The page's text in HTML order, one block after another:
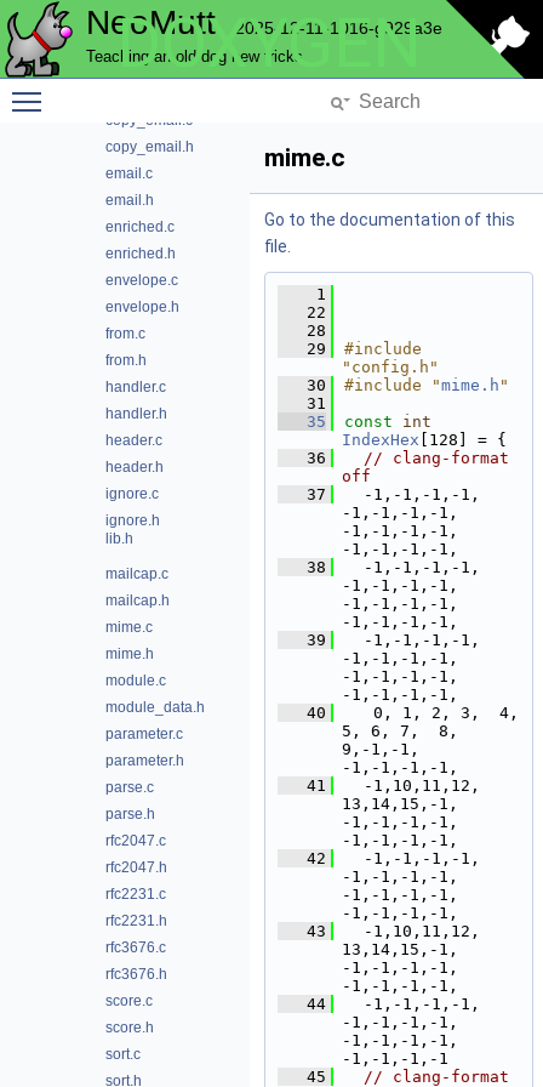
NeoMutt 2025-12-11-1016-g929a3e
Teaching an old dog new tricks
DOXYGEN
config.c
copy_body.c
copy_email.c
copy_email.h
email.c
email.h
enriched.c
enriched.h
envelope.c
envelope.h
from.c
from.h
handler.c
handler.h
header.c
header.h
ignore.c
ignore.h
lib.h
mailcap.c
mailcap.h
mime.c
mime.h
module.c
module_data.h
parameter.c
parameter.h
parse.c
parse.h
rfc2047.c
rfc2047.h
rfc2231.c
rfc2231.h
rfc3676.c
rfc3676.h
score.c
score.h
sort.c
sort.h
mime.c
Go to the documentation of this
file.
    1
   22
   28
   29
#include
"config.h"
   30
#include "mime.h "
   31
   35
const
int
IndexHex [128] = {
   36
// clang-format
off
   37
  -1,-1,-1,-1,
-1,-1,-1,-1,
-1,-1,-1,-1,
-1,-1,-1,-1,
   38
  -1,-1,-1,-1,
-1,-1,-1,-1,
-1,-1,-1,-1,
-1,-1,-1,-1,
   39
  -1,-1,-1,-1,
-1,-1,-1,-1,
-1,-1,-1,-1,
-1,-1,-1,-1,
   40
   0, 1, 2, 3,  4,
5, 6, 7,  8,
9,-1,-1,
-1,-1,-1,-1,
   41
  -1,10,11,12,
13,14,15,-1,
-1,-1,-1,-1,
-1,-1,-1,-1,
   42
  -1,-1,-1,-1,
-1,-1,-1,-1,
-1,-1,-1,-1,
-1,-1,-1,-1,
   43
  -1,10,11,12,
13,14,15,-1,
-1,-1,-1,-1,
-1,-1,-1,-1,
   44
  -1,-1,-1,-1,
-1,-1,-1,-1,
-1,-1,-1,-1,
-1,-1,-1,-1
   45
// clang-format